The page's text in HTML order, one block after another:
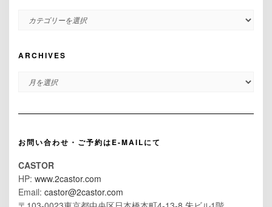
CATEGORIES
ARCHIVES
ARCHIVES
お問い合わせ・ご予約はE-MAILにて
CASTOR
HP: www.2castor.com
Email: castor@2castor.com